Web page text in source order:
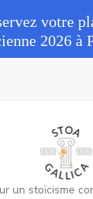
un stoïcisme
votre
2026 à